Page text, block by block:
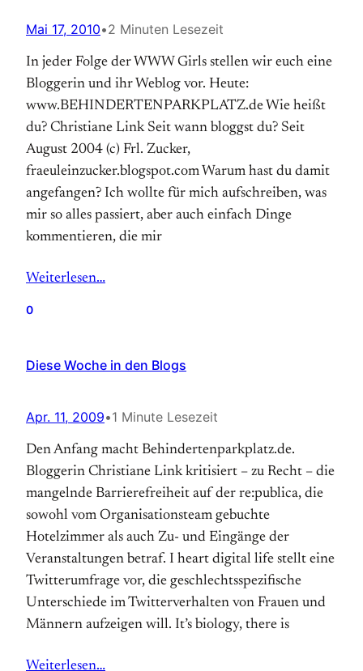
Mai 17, 2010•2 Minuten Lesezeit
In jeder Folge der WWW Girls stellen wir euch eine
Bloggerin und ihr Weblog vor. Heute:
www.BEHINDERTENPARKPLATZ.de Wie heißt
du? Christiane Link Seit wann bloggst du? Seit
August 2004 (c) Frl. Zucker,
fraeuleinzucker.blogspot.com Warum hast du damit
angefangen? Ich wollte für mich aufschreiben, was
mir so alles passiert, aber auch einfach Dinge
kommentieren, die mir
Weiterlesen…
0
Diese Woche in den Blogs
Apr. 11, 2009•1 Minute Lesezeit
Den Anfang macht Behindertenparkplatz.de.
Bloggerin Christiane Link kritisiert – zu Recht – die
mangelnde Barrierefreiheit auf der re:publica, die
sowohl vom Organisationsteam gebuchte
Hotelzimmer als auch Zu- und Eingänge der
Veranstaltungen betraf. I heart digital life stellt eine
Twitterumfrage vor, die geschlechtsspezifische
Unterschiede im Twitterverhalten von Frauen und
Männern aufzeigen will. It’s biology, there is
Weiterlesen…